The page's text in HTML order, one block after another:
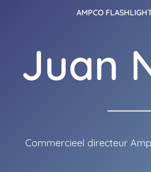
AMPCO
Juan
Commercieel directeur